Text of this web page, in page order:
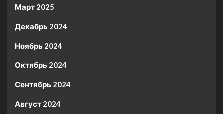
Март 2025
Декабрь 2024
Ноябрь 2024
Октябрь 2024
Сентябрь 2024
Август 2024